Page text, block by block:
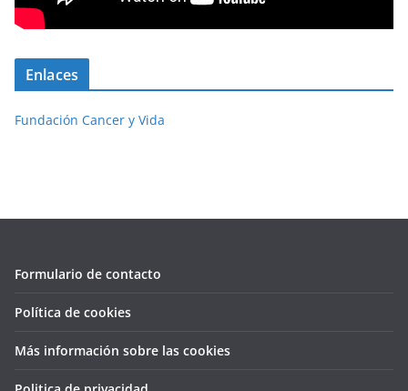
Enlaces
Fundación Cancer y Vida
Formulario de contacto
Política de cookies
Más información sobre las cookies